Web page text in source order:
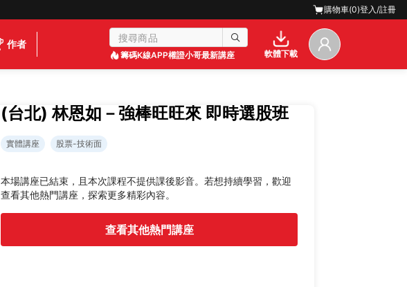
購物車(0)登入/註冊
作者
籌碼K線APP權證小哥最新講座 軟體下載
(台北) 林恩如－強棒旺旺來 即時選股班
實體講座 股票-技術面
本場講座已結束，且本次課程不提供課後影音。若想持續學習，歡迎
查看其他熱門講座，探索更多精彩內容。
查看其他熱門講座